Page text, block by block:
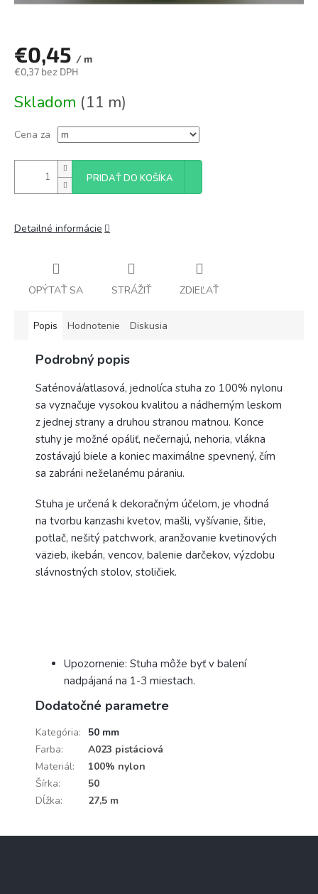
€0,45 / m
€0,37 bez DPH
cena:
Skladom (11 m)
Cena za
PRIDAŤ DO KOŠÍKA
Detailné informácie
OPÝTAŤ SA STRÁŽIŤ ZDIEĽAŤ
Popis Hodnotenie Diskusia
Podrobný popis
Saténová/atlasová, jednolíca stuha zo 100% nylonu
sa vyznačuje vysokou kvalitou a nádherným leskom
z jednej strany a druhou stranou matnou. Konce
stuhy je možné opáliť, nečernajú, nehoria, vlákna
zostávajú biele a koniec maximálne spevnený, čím
sa zabráni neželanému páraniu.
Stuha je určená k dekoračným účelom, je vhodná
na tvorbu kanzashi kvetov, mašli, vyšívanie, šitie,
potlač, nešitý patchwork, aranžovanie kvetinových
väzieb, ikebán, vencov, balenie darčekov, výzdobu
slávnostných stolov, stoličiek.
Upozornenie: Stuha môže byť v balení
nadpájaná na 1-3 miestach.
Dodatočné parametre
Kategória:
50 mm
Farba:
A023 pistáciová
Materiál:
100% nylon
Šírka:
50
Dĺžka: 27,5 m